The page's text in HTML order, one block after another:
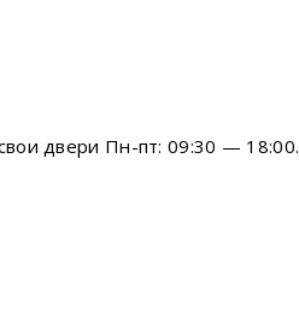
двери Пн-пт: 09:30 — 18:00.